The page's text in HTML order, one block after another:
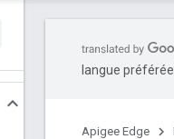
langue
Apigee Edge